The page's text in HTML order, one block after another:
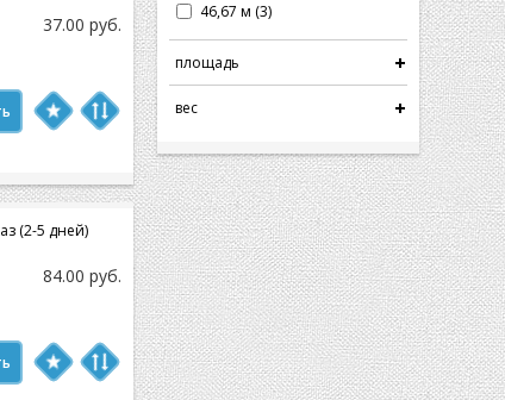
46,67 м (3)
площадь
вес
37.00 руб.
(2-5 дней)
84.00 руб.